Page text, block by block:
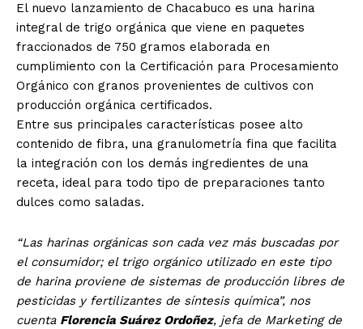
El nuevo lanzamiento de Chacabuco es una harina
integral de trigo orgánica que viene en paquetes
fraccionados de 750 gramos elaborada en
cumplimiento con la Certificación para Procesamiento
Orgánico con granos provenientes de cultivos con
producción orgánica certificados.
Entre sus principales características posee alto
contenido de fibra, una granulometría fina que facilita
la integración con los demás ingredientes de una
receta, ideal para todo tipo de preparaciones tanto
dulces como saladas.
“Las harinas orgánicas son cada vez más buscadas por
el consumidor; el trigo orgánico utilizado en este tipo
de harina proviene de sistemas de producción libres de
pesticidas y fertilizantes de síntesis química”, nos
cuenta Florencia Suárez Ordoñez, jefa de Marketing de